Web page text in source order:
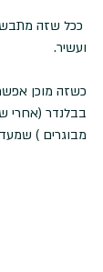
ככל שזה
ועשיר.
כשזה מוכן
בבלנדר (אחרי
מבוגרים )